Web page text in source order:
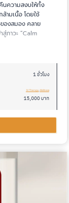
ความสงบให้ทั้ง
ามเนื้อ โดยใช้
องสมอง คลาย
ภาวะ “Calm
1 ชั่วโมง
IV Therapy, Wellness
15,000 บาท